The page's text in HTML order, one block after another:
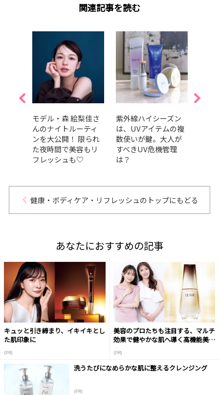
関連記事を読む
モデル・森 絵梨佳さ
んのナイトルーティ
ンを大公開！ 限られ
た夜時間で美容もリ
フレッシュも♡
紫外線ハイシーズン
は、UVアイテムの複
数使いが鍵。大人が
すべきUV危機管理
は？
健康・ボディケア・リフレッシュのトップにもどる
あなたにおすすめの記事
キュッと引き締まり、イキイキとし
た肌印象に
(PR)
美容のプロたちも注目する、マルチ
効果で健やかな肌へ導く高機能美容
(PR)
洗うたびになめらかな肌に整えるクレンジング
(PR)